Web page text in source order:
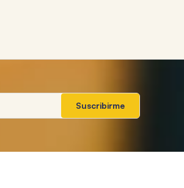
Suscribirme